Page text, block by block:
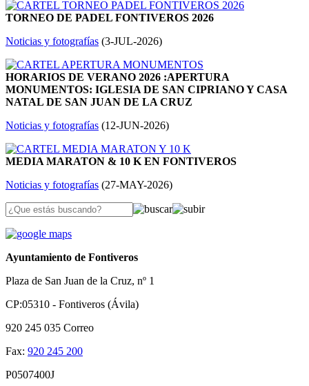
TORNEO DE PADEL FONTIVEROS 2026
Noticias y fotografías (3-JUL-2026)
HORARIOS DE VERANO 2026 :APERTURA
MONUMENTOS: IGLESIA DE SAN CIPRIANO Y CASA
NATAL DE SAN JUAN DE LA CRUZ
Noticias y fotografías (12-JUN-2026)
MEDIA MARATON & 10 K EN FONTIVEROS
Noticias y fotografías (27-MAY-2026)
Ayuntamiento de Fontiveros
Plaza de San Juan de la Cruz, nº 1
CP:05310 - Fontiveros (Ávila)
920 245 035 Correo
Fax: 920 245 200
P0507400J